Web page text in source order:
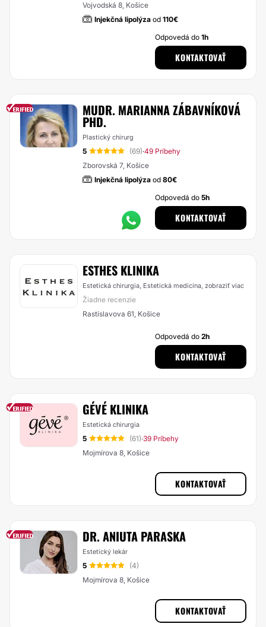
Vojvodská 8, Košice
Injekčná lipolýza od 110€
Odpovedá do1h
KONTAKTOVAŤ
MUDR. MARIANNA ZÁBAVNÍKOVÁ
PHD.
Plastický chirurg
5 (69)·49 Príbehy
Zborovská 7, Košice
Injekčná lipolýza od 80€
Odpovedá do5h
KONTAKTOVAŤ
ESTHES KLINIKA
Estetická chirurgia, Estetická medicína, zobraziť viac
Žiadne recenzie
Rastislavova 61, Košice
Odpovedá do2h
KONTAKTOVAŤ
GÉVÉ KLINIKA
Estetická chirurgia
5 (61)·39 Príbehy
Mojmírova 8, Košice
KONTAKTOVAŤ
DR. ANIUTA PARASKA
Estetický lekár
5
(4)
Mojmírova 8, Košice
KONTAKTOVAŤ